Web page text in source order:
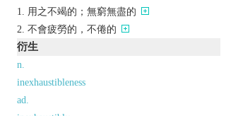
用之不竭的；無窮無盡的
不會疲勞的，不倦的
衍生
n.
inexhaustibleness
ad.